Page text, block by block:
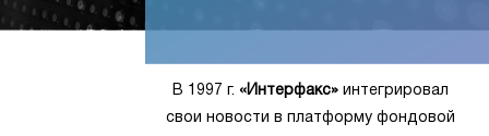
В 1997 г. «Интерфакс»интегрировал
свои новости в платформу фондовой